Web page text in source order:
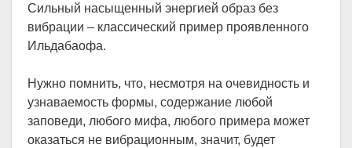
Сильный насыщенный энергией образ без
вибрации – классический пример проявленного
Ильдабаофа.
Нужно помнить, что, несмотря на очевидность и
узнаваемость формы, содержание любой
заповеди, любого мифа, любого примера может
оказаться не вибрационным, значит, будет